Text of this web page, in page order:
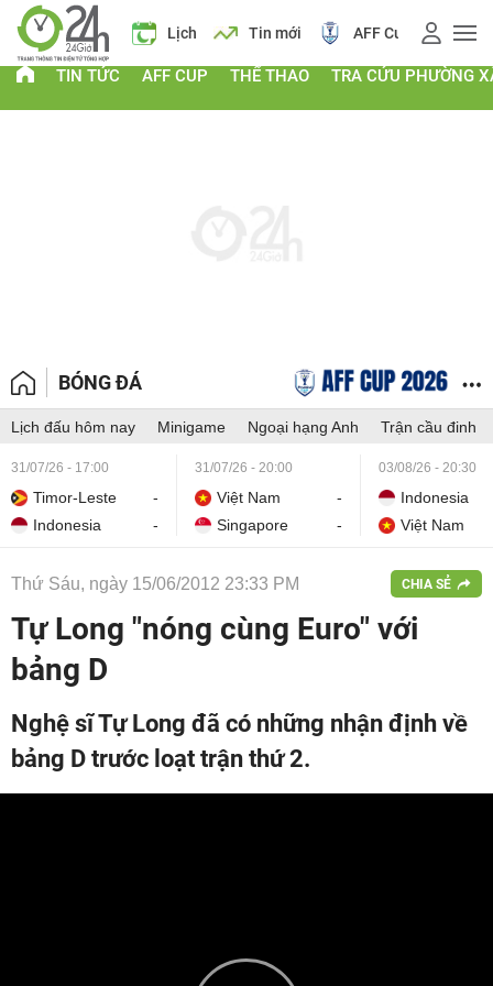
vàng Lịch Tin mới AFF Cup Giá vàng
TIN TỨC AFF CUP THỂ THAO TRA CỨU PHƯỜNG
BÓNG ĐÁ
Lịch đấu hôm nay Minigame Ngoại hạng Anh Trận cầu đinh
31/07/26 - 17:00
Timor-Leste
-
Indonesia
-
31/07/26 - 20:00
Việt Nam
-
Singapore
-
03/08/26 - 20:30
Indonesia
Việt Nam
Thứ Sáu, ngày 15/06/2012 23:33 PM CHIA SẺ
Tự Long "nóng cùng Euro" với
bảng D
Nghệ sĩ Tự Long đã có những nhận định về
bảng D trước loạt trận thứ 2.